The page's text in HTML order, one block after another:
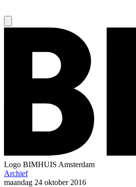
Logo BIMHUIS Amsterdam
Archief
maandag 24 oktober 2016